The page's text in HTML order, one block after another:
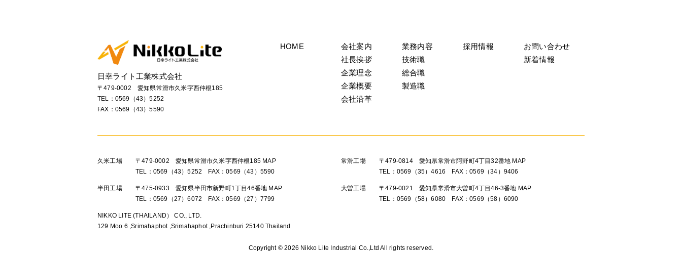
日幸ライト工業株式会社
〒479-0002 愛知県常滑市久米字西仲根185
TEL： 0569（43）5252
FAX：0569（43）5590
HOME
会社案内
社長挨拶
企業理念
企業概要
会社沿革
業務内容
技術職
総合職
製造職
採用情報
お問い合わせ
新着情報
久米工場 〒479-0002 愛知県常滑市久米字西仲根185 MAP
TEL：0569（43）5252 FAX：0569（43）5590
常滑工場 〒479-0814 愛知県常滑市阿野町4丁目32番地 MAP
TEL：0569（35）4616 FAX：0569（34）9406
半田工場 〒475-0933 愛知県半田市新野町1丁目46番地 MAP
TEL：0569（27）6072 FAX：0569（27）7799
大曽工場 〒479-0021 愛知県常滑市大曽町4丁目46-3番地 MAP
TEL：0569（58）6080 FAX：0569（58）6090
NIKKO LITE (THAILAND） CO., LTD.
129 Moo 6 ,Srimahaphot ,Srimahaphot ,Prachinburi 25140 Thailand
Copyright ©2026 Nikko Lite Industrial Co.,Ltd All rights reserved.